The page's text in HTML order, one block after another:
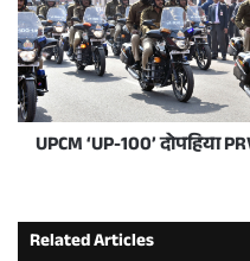
UPCM ‘UP-100’ दोपहिया
Related Articles